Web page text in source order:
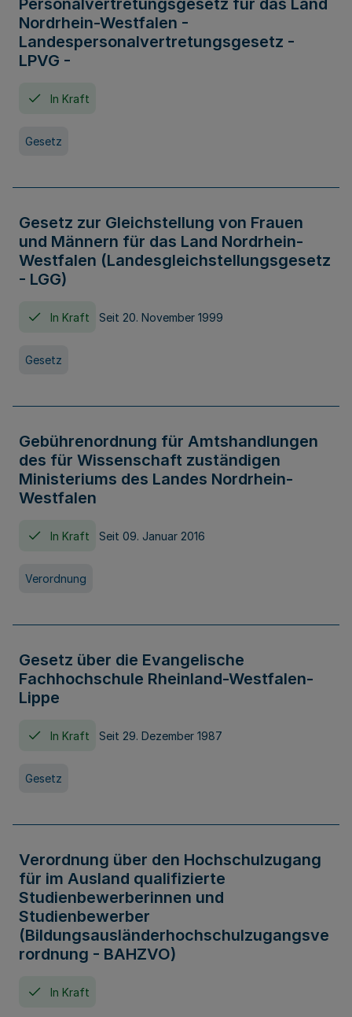
Personalvertretungsgesetz für das Land
Nordrhein-Westfalen -
Landespersonalvertretungsgesetz -
LPVG -
In Kraft
Gesetz
Gesetz zur Gleichstellung von Frauen
und Männern für das Land Nordrhein-
Westfalen (Landesgleichstellungsgesetz
- LGG)
In Kraft Seit 20. November 1999
Gesetz
Gebührenordnung für Amtshandlungen
des für Wissenschaft zuständigen
Ministeriums des Landes Nordrhein-
Westfalen
In Kraft Seit 09. Januar 2016
Verordnung
Gesetz über die Evangelische
Fachhochschule Rheinland-Westfalen-
Lippe
In Kraft Seit 29. Dezember 1987
Gesetz
Verordnung über den Hochschulzugang
für im Ausland qualifizierte
Studienbewerberinnen und
Studienbewerber
(Bildungsausländerhochschulzugangsve
rordnung - BAHZVO)
In Kraft